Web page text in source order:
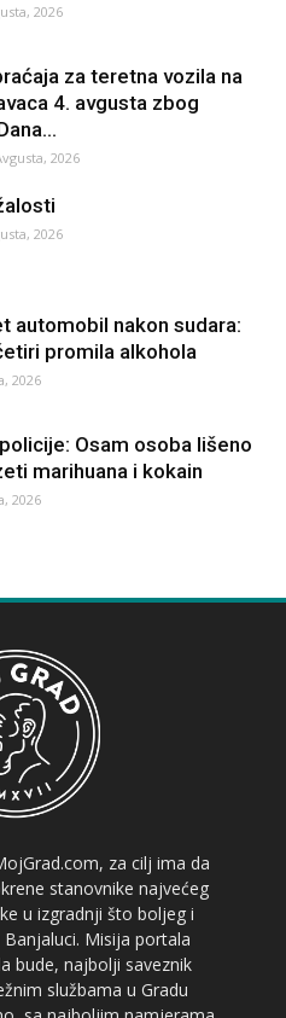
2026
za teretna vozila na
4. avgusta zbog
2026
2026
automobil nakon sudara:
promila alkohola
2026
Osam osoba lišeno
marihuana i kokain
2026
za cilj ima da
stanovnike najvećeg
u izgradnji što boljeg i
Misija portala
bude, najbolji saveznik
službama u Gradu